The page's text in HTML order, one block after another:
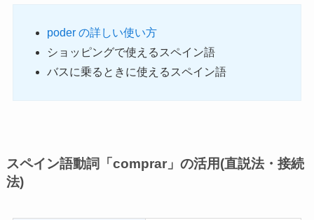
poder の詳しい使い方
ショッピングで使えるスペイン語
バスに乗るときに使えるスペイン語
スペイン語動詞「comprar」の活用(直説法・接続
法)